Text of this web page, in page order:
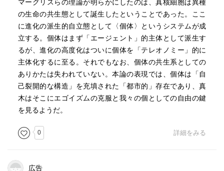
マーグリスらの理論が明らかにしたのは、真核細胞は異種
の生命の共生態として誕生したということであった。ここ
に進化の派生的自立態として〈個体〉というシステムが成
立する。個体はまず「エージェント」的主体として派生す
るが、進化の高度化はついに個体を「テレオノミー」的に
主体化するに至る。それでもなお、個体の共生系としての
ありかたは失われていない。本論の表現では、個体は「自
己裂開的な構造」を充填された「都市的」存在であり、真
木はそこにエゴイズムの克服と我々の個としての自由の鍵
を見るようだ。
0 詳細をみる
広告